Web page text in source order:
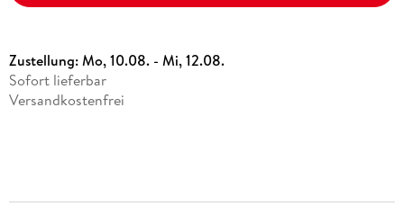
Zustellung:Mo, 10.08. - Mi, 12.08.
Sofort lieferbar
Versandkostenfrei